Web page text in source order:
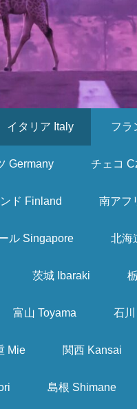
イタリア Italy フラ
Germany チェコ
ド Finland 南アフ
ル Singapore 北海
茨城 Ibaraki
富山 Toyama 石
Mie 関西 Kansai
島根 Shimane